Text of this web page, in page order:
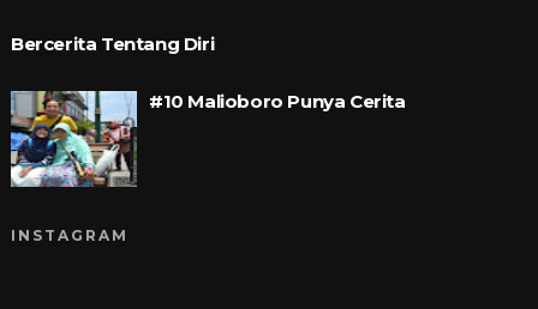
Bercerita Tentang Diri
#10 Malioboro Punya Cerita
INSTAGRAM